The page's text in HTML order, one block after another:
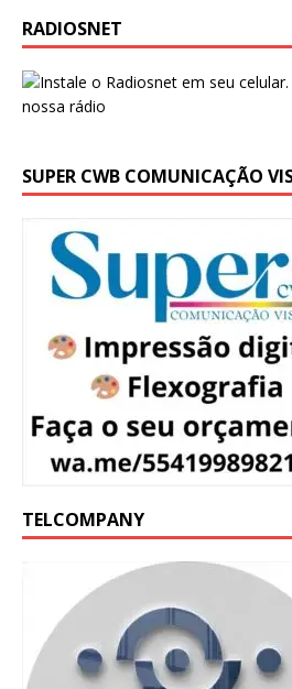
RADIOSNET
SUPER CWB COMUNICAÇÃO
TELCOMPANY